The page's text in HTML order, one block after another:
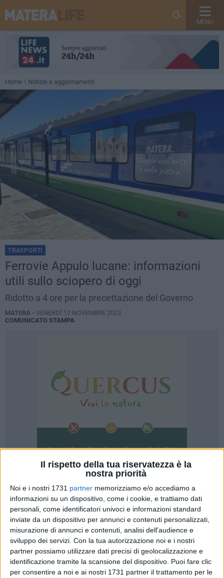
Il rispetto della tua riservatezza è la
nostra priorità
Noi e i nostri 1731 partner memorizziamo e/o accediamo a
informazioni su un dispositivo, come i cookie, e trattiamo dati
personali, come identificatori univoci e informazioni standard
inviate da un dispositivo per annunci e contenuti personalizzati,
misurazione di annunci e contenuti, analisi dell'audience e
sviluppo dei servizi. Con la tua autorizzazione noi e i nostri
partner possiamo utilizzare dati precisi di geolocalizzazione e
identificazione tramite la scansione del dispositivo. Puoi fare clic
per consentire a noi e ai nostri 1731 partner il trattamento per le
MENU
Home Notizie e aggiornamenti
TRASPORTI
Ferrovie Appulo lucane: informazioni
utili sullo sciopero di oggi
Ridotto a 4 ore per la precettazione del Governo
MATERA - VENERDÌ 17 NOVEMBRE 2023
COMUNICATO STAMPA
Lo sciopero generale proclamato per oggi (venerdì 17) dalle
organizzazioni sindacali Cgil e Uil, al quale hanno aderito le
organizzazioni sindacali Filt-Cgil e Uiltrasporti di Puglia e di
Basilicata, è stato ridotto da 24 a 4 ore in seguito
all'ordinanza ministeriale 196T del Ministero delle
Infrastrutture e dei Trasporti.